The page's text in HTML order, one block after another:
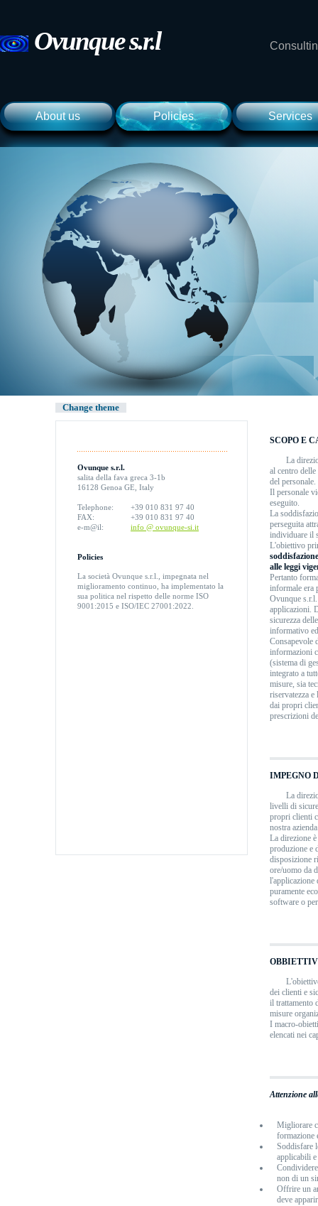
Ovunques.r.l
About us Policies Services
Change theme
Ovunque s.r.l.
salita della fava greca 3-1b
16128 Genoa GE, Italy
Telephone:
+39 010 831 97 40
FAX:
+39 010 831 97 40
e-m@il:
info @ ovunque-si.it
Policies
La società Ovunque s.r.l., impegnata nel
miglioramento continuo, ha implementato la
sua politica nel rispetto delle norme ISO
9001:2015 e ISO/IEC 27001:2022.
SCOPO E
La
al centro
del personale.
Il personale
eseguito.
La
perseguita
individuare il
L'obiettivo
alle leggi
Pertanto
informale era
Ovunque
applicazioni.
sicurezza
informativo
Consapevole
informazioni
(sistema di
integrato a
misure, sia
riservatezza
dai propri
prescrizioni
IMPEGNO
La
livelli di
propri clienti
nostra
La direzione
produzione e
disposizione
ore/uomo da
l'applicazione
puramente
software o
dei clienti e
il trattamento
misure
I macro-
elencati nei
Attenzione
Migliorare
formazione
Soddisfare
applicabili
non di un
Offrire un
deve